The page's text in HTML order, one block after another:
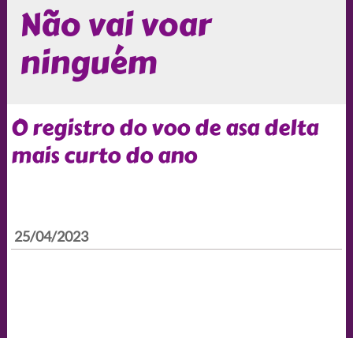
Não vai voar
ninguém
O registro do voo de asa delta
mais curto do ano
25/04/2023